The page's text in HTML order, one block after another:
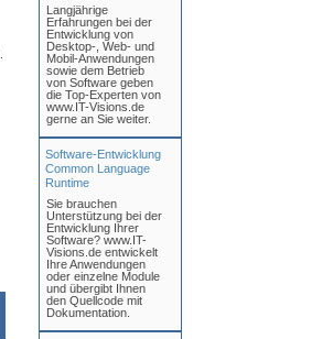
Langjährige
Erfahrungen bei der
Entwicklung von
Desktop-, Web- und
Mobil-Anwendungen
sowie dem Betrieb
von Software geben
die Top-Experten von
www.IT-Visions.de
gerne an Sie weiter.
Software-Entwicklung
Common Language
Runtime
Sie brauchen
Unterstützung bei der
Entwicklung Ihrer
Software? www.IT-
Visions.de entwickelt
Ihre Anwendungen
oder einzelne Module
und übergibt Ihnen
den Quellcode mit
Dokumentation.